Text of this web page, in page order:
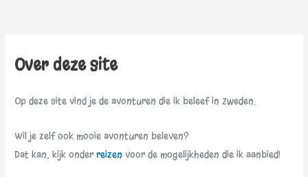
Over deze site
Op deze site vind je de avonturen die ik beleef in Zweden.
Wil je zelf ook mooie avonturen beleven?
Dat kan, kijk onderreizen voor de mogelijkheden die ik aanbied!